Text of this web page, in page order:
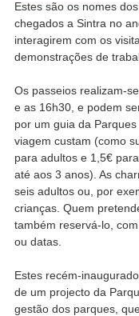
Estes são os nomes
chegados a Sintra no
interagirem com os
demonstrações de
Os passeios realizam-
e as 16h30, e podem
por um guia da
viagem custam (como
para adultos e 1,5€
até aos 3 anos). As
seis adultos ou, por
crianças. Quem
também reservá-lo,
ou datas.
Estes recém-
de um projecto da
gestão dos parques,